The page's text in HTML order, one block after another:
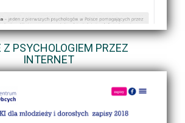
Z PSYCHOLOGIEM PRZEZ
INTERNET